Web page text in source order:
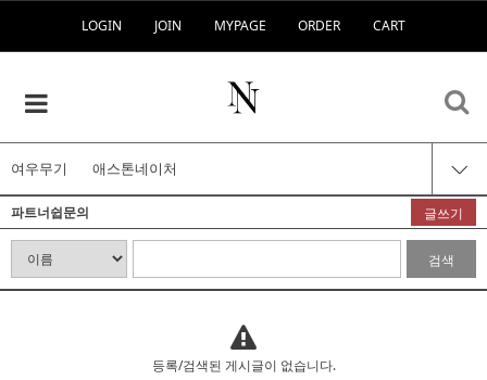
LOGIN JOIN MYPAGE ORDER CART
여우무기 애스톤네이처
파트너쉽문의 글쓰기
검색
등록/검색된 게시글이 없습니다.